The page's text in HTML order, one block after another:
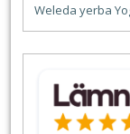
Weleda yerba